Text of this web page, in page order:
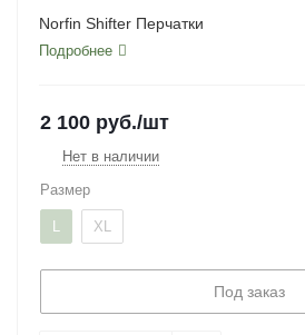
Norfin Shifter Перчатки
Подробнее
2 100 руб./шт
Нет в наличии
Размер
L XL
Под заказ